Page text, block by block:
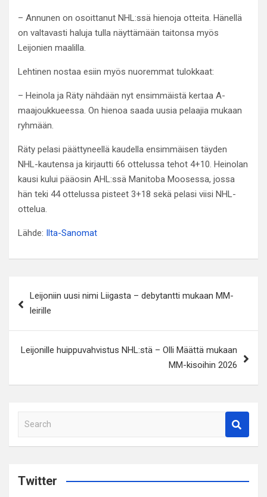
– Annunen on osoittanut NHL:ssä hienoja otteita. Hänellä
on valtavasti haluja tulla näyttämään taitonsa myös
Leijonien maalilla.
Lehtinen nostaa esiin myös nuoremmat tulokkaat:
– Heinola ja Räty nähdään nyt ensimmäistä kertaa A-
maajoukkueessa. On hienoa saada uusia pelaajia mukaan
ryhmään.
Räty pelasi päättyneellä kaudella ensimmäisen täyden
NHL-kautensa ja kirjautti 66 ottelussa tehot 4+10. Heinolan
kausi kului pääosin AHL:ssä Manitoba Moosessa, jossa
hän teki 44 ottelussa pisteet 3+18 sekä pelasi viisi NHL-
ottelua.
Lähde: Ilta-Sanomat
selaus
Leijoniin uusi nimi Liigasta – debytantti mukaan MM-
leirille
Leijonille huippuvahvistus NHL:stä – Olli Määttä mukaan
MM-kisoihin 2026
a
c
Twitter